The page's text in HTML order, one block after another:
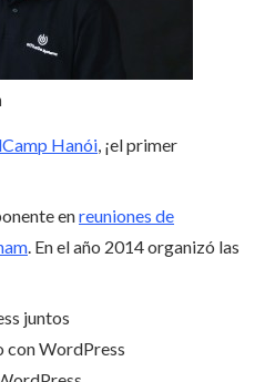
Hanói, ¡el primer
enreuniones de
. En el año 2014 organizó las
juntos
con WordPress